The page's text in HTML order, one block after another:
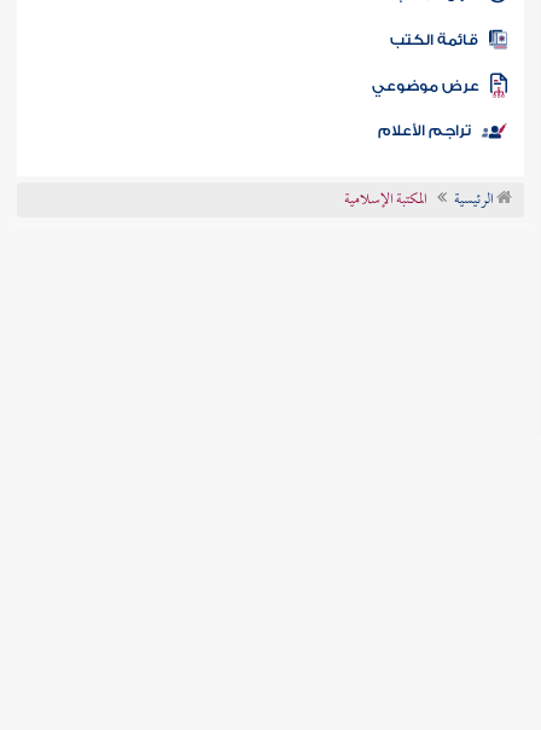
المكتبة
الكتب
موضوعي
تراجم الأعلام
الرئيسية المكتبة الإسلامية